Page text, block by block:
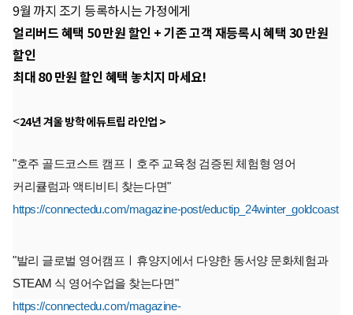
9월 까지 조기 등록하시는 가정에게
얼리버드 혜택 50 만원 할인 + 기존 고객 재등록시 혜택 30 만원
할인
최대 80 만원 할인 혜택 놓치지 마세요!
<24년 겨울 방학 에듀트립 라인업 >
"호주 골드코스트 캠프ㅣ호주 교육청 검증된 체험형 영어
커리큘럼과 액티비티 찾는다면"
https://connectedu.com/magazine-post/eductip_24winter_goldcoast
"발리 글로벌 영어캠프ㅣ휴양지에서 다양한 동서양 문화체험과
STEAM 식 영어수업을 찾는다면"
https://connectedu.com/magazine-